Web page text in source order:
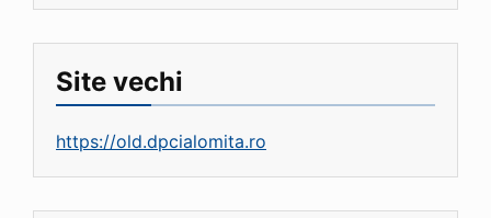
Site vechi
https://old.dpcialomita.ro